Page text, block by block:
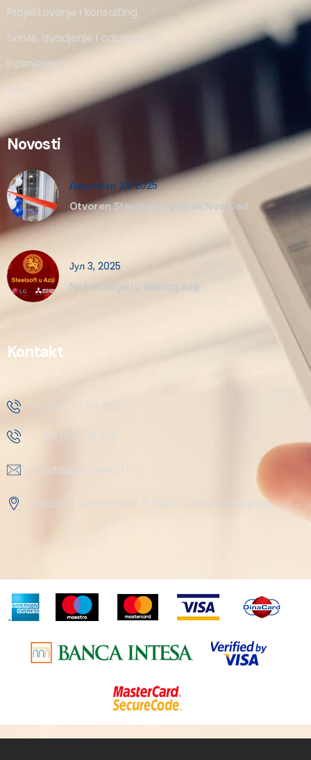
Projektovanje i konsalting
Servis, izvodjenje i održavanje
Inženjering
Shop
Novosti
Децембар 23, 2025
Otvoren Steelsoft Ogranak Novi Sad
Јул 3, 2025
Naši inženjeri u dalekoj Aziji
Kontakt
+ 381 11 37 57 555
+ 381 18 41 51 230
prodaja@steelsoft.rs
Autoput za Novi Sad 71 11080, Zemun-Beograd